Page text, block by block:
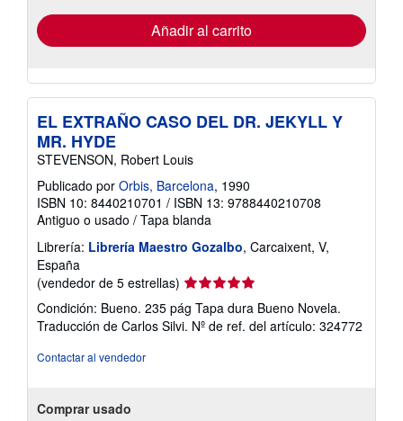
envío
Añadir al carrito
EL EXTRAÑO CASO DEL DR. JEKYLL Y
MR. HYDE
STEVENSON, Robert Louis
Publicado por Orbis, Barcelona, 1990
ISBN 10: 8440210701 / ISBN 13: 9788440210708
Antiguo o usado / Tapa blanda
Librería: Librería Maestro Gozalbo, Carcaixent, V,
España
(vendedor de 5 estrellas) Calificación
del
vendedor:
5
Condición: Bueno. 235 pág Tapa dura Bueno Novela.
Traducción de Carlos Silvi. Nº de ref. del artículo: 324772
Contactar al vendedor
Comprar usado